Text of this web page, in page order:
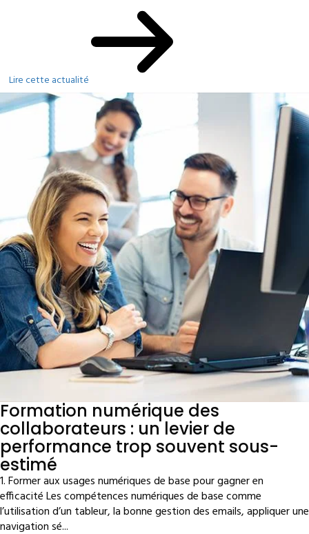
Lire cette actualité
Formation numérique des
collaborateurs : un levier de
performance trop souvent sous-
estimé
1. Former aux usages numériques de base pour gagner en
efficacité Les compétences numériques de base comme
l’utilisation d’un tableur, la bonne gestion des emails, appliquer une
navigation sé...